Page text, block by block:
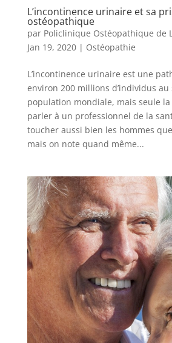
L’incontinence urinaire et sa
ostéopathique
par Policlinique Ostéopathique de
Jan 19, 2020| Ostéopathie
L’incontinence urinaire est une
environ 200 millions d’individus au
population mondiale, mais seule
parler à un professionnel de la
toucher aussi bien les hommes
mais on note quand même...